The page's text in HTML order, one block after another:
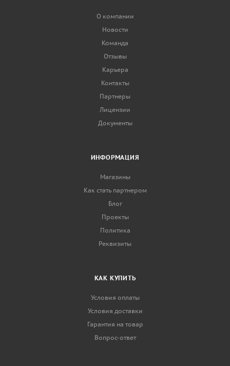
О компании
Новости
Команда
Отзывы
Карьера
Контакты
Партнеры
Лицензии
Документы
ИНФОРМАЦИЯ
Магазины
Как стать партнером
Блог
Проекты
Политика
Реквизиты
КАК КУПИТЬ
Условия оплаты
Условия доставки
Гарантия на товар
Вопрос-ответ